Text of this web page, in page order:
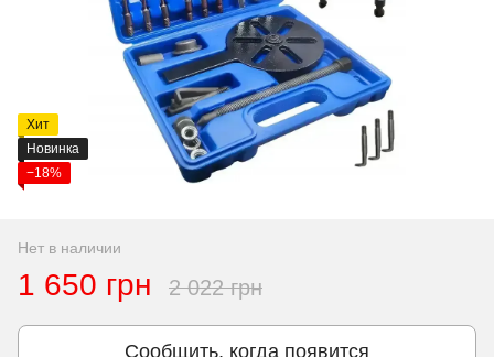
Хит
Новинка
−18%
Нет в наличии
1 650 грн 2 022 грн
Сообщить, когда появится